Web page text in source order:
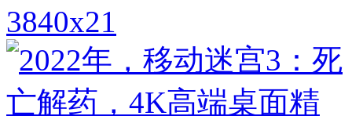
3840x21